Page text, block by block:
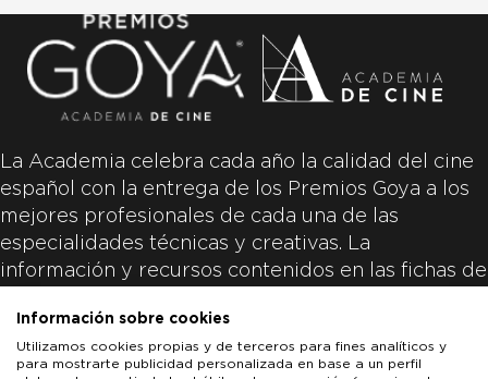
La Academia celebra cada año la calidad del cine
español con la entrega de los Premios Goya a los
mejores profesionales de cada una de las
especialidades técnicas y creativas. La
información y recursos contenidos en las fichas de
productoras de las películas y responsabilidad
única y exclusiva de las mismas.
Información sobre cookies
Utilizamos cookies propias y de terceros para fines analíticos y
para mostrarte publicidad personalizada en base a un perfil